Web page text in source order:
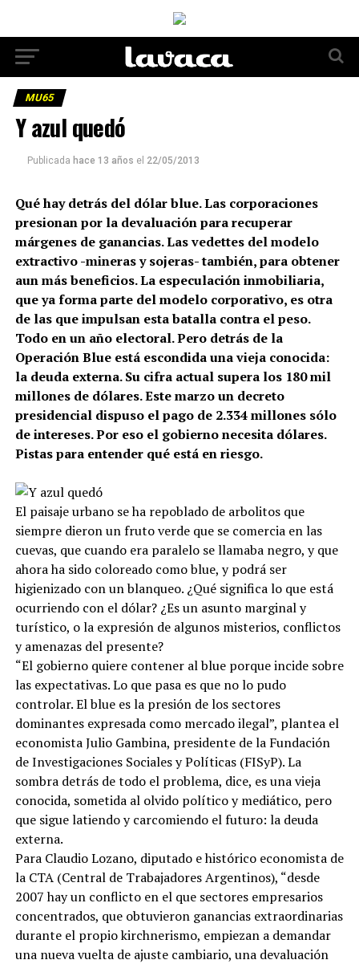
MU65
Y azul quedó
Publicada hace 13 años el 22/05/2013
Qué hay detrás del dólar blue. Las corporaciones
presionan por la devaluación para recuperar
márgenes de ganancias. Las vedettes del modelo
extractivo -mineras y sojeras- también, para obtener
aun más beneficios. La especulación inmobiliaria,
que ya forma parte del modelo corporativo, es otra
de las que impulsan esta batalla contra el peso.
Todo en un año electoral. Pero detrás de la
Operación Blue está escondida una vieja conocida:
la deuda externa. Su cifra actual supera los 180 mil
millones de dólares. Este marzo un decreto
presidencial dispuso el pago de 2.334 millones sólo
de intereses. Por eso el gobierno necesita dólares.
Pistas para entender qué está en riesgo.
El paisaje urbano se ha repoblado de arbolitos que
siempre dieron un fruto verde que se comercia en las
cuevas, que cuando era paralelo se llamaba negro, y que
ahora ha sido coloreado como blue, y podrá ser
higienizado con un blanqueo. ¿Qué significa lo que está
ocurriendo con el dólar? ¿Es un asunto marginal y
turístico, o la expresión de algunos misterios, conflictos
y amenazas del presente?
“El gobierno quiere contener al blue porque incide sobre
las expectativas. Lo que pasa es que no lo pudo
controlar. El blue es la presión de los sectores
dominantes expresada como mercado ilegal”, plantea el
economista Julio Gambina, presidente de la Fundación
de Investigaciones Sociales y Políticas (FISyP). La
sombra detrás de todo el problema, dice, es una vieja
conocida, sometida al olvido político y mediático, pero
que sigue latiendo y carcomiendo el futuro: la deuda
externa.
Para Claudio Lozano, diputado e histórico economista de
la CTA (Central de Trabajadores Argentinos), “desde
2007 hay un conflicto en el que sectores empresarios
concentrados, que obtuvieron ganancias extraordinarias
durante el propio kirchnerismo, empiezan a demandar
una nueva vuelta de ajuste cambiario, una devaluación